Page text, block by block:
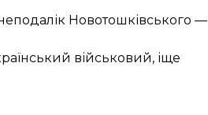
Новотошківського —
військовий, іще